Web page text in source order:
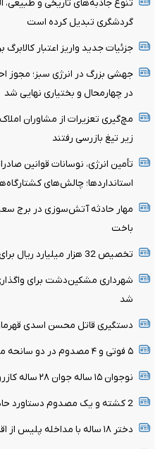
تنوع جاذبه‌های تاریخی و طبیعی،
گردشگری تبدیل کرده است
جزئیات جدید واریز اعتبار
در چهارمحال‌ و بختیاری نهایی شد
زیر تیغ بازرسی رفتند
تأمین انرژی، نوسانات قوانین
استانداردها؛ چالش‌های
مهار حادثه آتش‌سوزی در برج
باخت
تخصیص 32 هزار میلیارد ریال برای توسعه زیرساخت‌های آبی استان
شهرداری مشکین‌دشت برای
شد
دستگیری قاتل محسن اسدی
۵ فوتی و ۴ مصدوم در دو سانحه مرگبار محورهای خرمشهر
نوجوان ۱۵ ساله جوان ۲۸ ساله کازرونی را به قتل رساند
2 کشته و یک مصدوم دستاورد حادثه رانندگی در کنارگذر شمالی اراک
دختر ۱۸ ساله با مداخله پلیس از اقدام به خودکشی در کرج منصرف شد